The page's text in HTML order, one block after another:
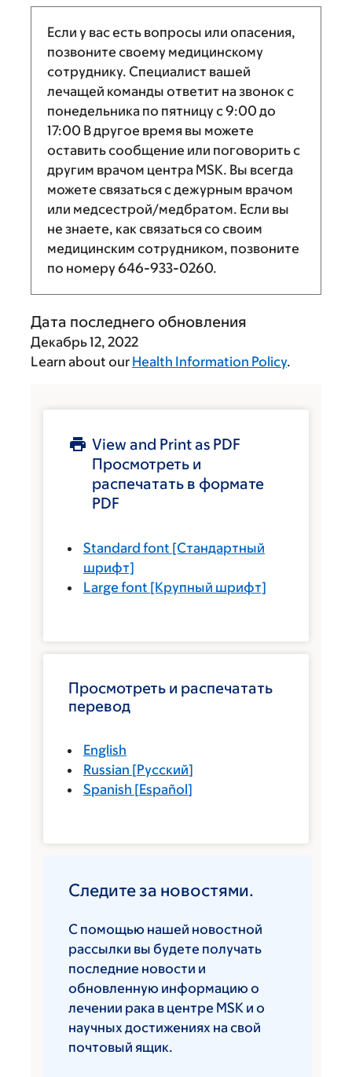
Если у вас есть вопросы или опасения,
позвоните своему медицинскому
сотруднику. Специалист вашей
лечащей команды ответит на звонок с
понедельника по пятницу с9:00 до
17:00 В другое время вы можете
оставить сообщение или поговорить с
другим врачом центра MSK. Вы всегда
можете связаться с дежурным врачом
или медсестрой/медбратом. Если вы
не знаете, как связаться со своим
медицинским сотрудником, позвоните
по номеру646-933-0260.
Дата последнего обновления
Декабрь 12, 2022
Learn about our Health Information Policy.
View and Print as PDF
Просмотреть и
распечатать в формате
PDF
Standard font [Стандартный
шрифт]
Large font [Крупный шрифт]
Просмотреть и распечатать
перевод
English
Russian [Русский]
Spanish [Español]
Следите за новостями.
С помощью нашей новостной
рассылки вы будете получать
последние новости и
обновленную информацию о
лечении рака в центре MSK и о
научных достижениях на свой
почтовый ящик.